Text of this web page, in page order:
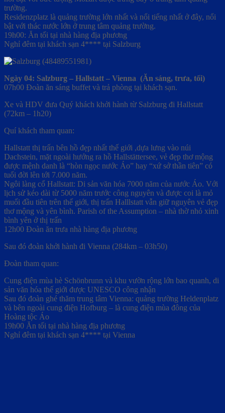
trường.
Residenzplatz là quảng trường lớn nhất và nổi tiếng nhất ở đây, nổi
bật với thác nước lớn ở trung tâm quảng trường.
19h00: Ăn tối tại nhà hàng địa phương
Nghỉ đêm tại khách sạn 4**** tại Salzburg
Ngày 04: Salzburg – Hallstatt – Vienna (Ăn sáng, trưa, tối)
07h00 Đoàn ăn sáng buffet và trả phòng tại khách sạn.
Xe và HDV đưa Quý khách khởi hành từ Salzburg đi Hallstatt
(72km – 1h20)
Quí khách tham quan:
Hallstatt thị trấn bên hồ đẹp nhất thế giới ,dựa lưng vào núi
Dachstein, mặt ngoài hướng ra hồ Hallstättersee, vẻ đẹp thơ mộng
được mệnh danh là “hòn ngọc nước Áo” hay “xứ sở thần tiên” có
tuổi đời lên tới 7.000 năm.
Ngôi làng cổ Hallstatt: Di sản văn hóa 7000 năm của nước Áo. Với
lịch sử kéo dài từ 5000 năm trước công nguyên và được coi là mỏ
muối đầu tiên trên thế giới, thị trấn Halllstatt vẫn giữ nguyên vẻ đẹp
thơ mộng và yên bình. Parish of the Assumption – nhà thờ nhỏ xinh
bình yên ở thị trấn
12h00 Đoàn ăn trưa nhà hàng địa phương
Sau đó đoàn khởi hành đi Vienna (284km – 03h50)
Đoàn tham quan:
Cung điện mùa hè Schönbrunn và khu vườn rộng lớn bao quanh, di
sản văn hóa thế giới được UNESCO công nhận
Sau đó đoàn ghé thăm trung tâm Vienna: quảng trường Heldenplatz
và bên ngoài cung điện Hofburg – là cung điện mùa đông của
Hoàng tộc Áo
19h00 Ăn tối tại nhà hàng địa phương
Nghỉ đêm tại khách sạn 4**** tại Vienna